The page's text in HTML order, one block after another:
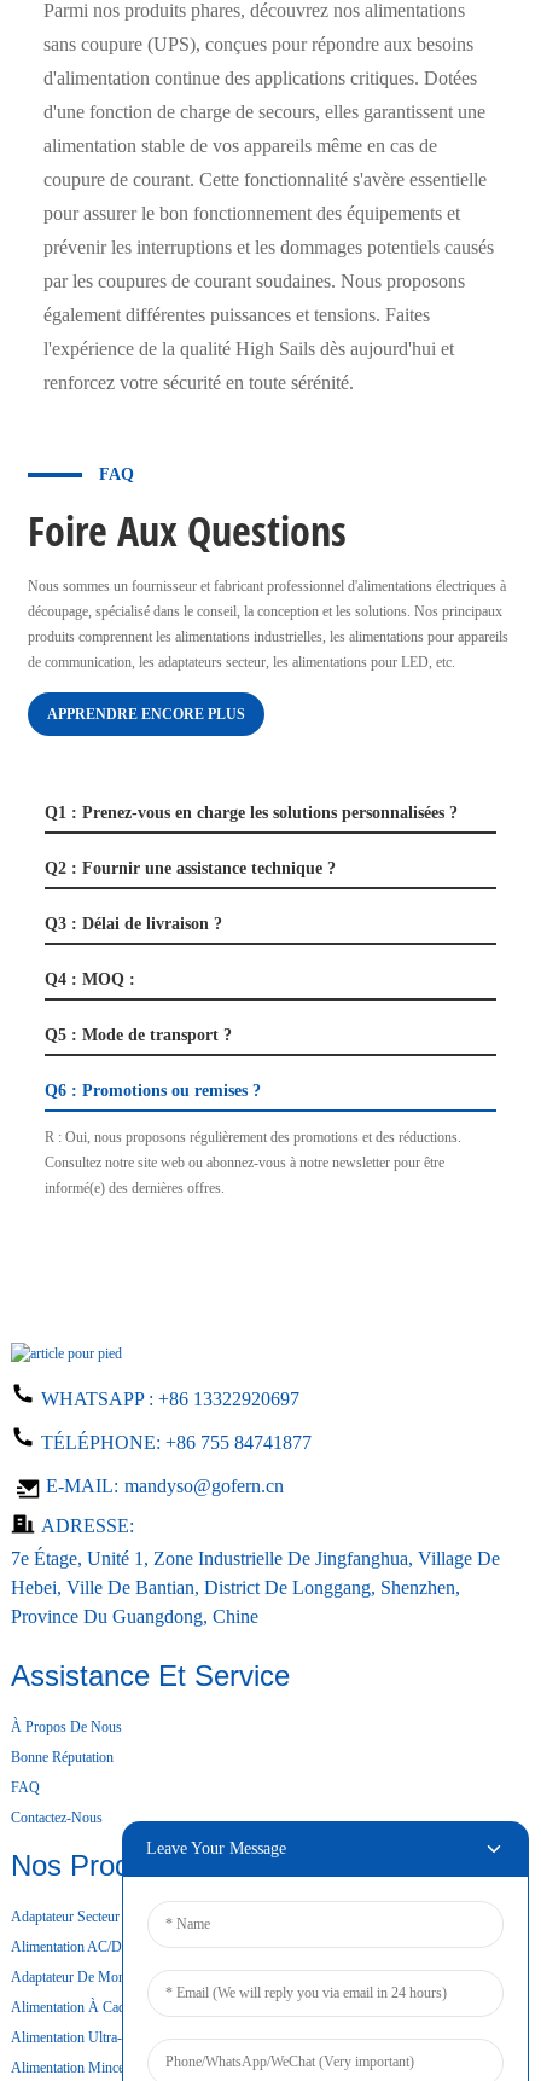
Parmi nos produits phares, découvrez nos alimentations
sans coupure (UPS), conçues pour répondre aux besoins
d'alimentation continue des applications critiques. Dotées
d'une fonction de charge de secours, elles garantissent une
alimentation stable de vos appareils même en cas de
coupure de courant. Cette fonctionnalité s'avère essentielle
pour assurer le bon fonctionnement des équipements et
prévenir les interruptions et les dommages potentiels causés
par les coupures de courant soudaines. Nous proposons
également différentes puissances et tensions. Faites
l'expérience de la qualité High Sails dès aujourd'hui et
renforcez votre sécurité en toute sérénité.
FAQ
Foire Aux Questions
Nous sommes un fournisseur et fabricant professionnel d'alimentations électriques à
découpage, spécialisé dans le conseil, la conception et les solutions. Nos principaux
produits comprennent les alimentations industrielles, les alimentations pour appareils
de communication, les adaptateurs secteur, les alimentations pour LED, etc.
APPRENDRE ENCORE PLUS
Q1 : Prenez-vous en charge les solutions personnalisées ?
Q2 : Fournir une assistance technique ?
Q3 : Délai de livraison ?
Q4 : MOQ :
Q5 : Mode de transport ?
Q6 : Promotions ou remises ?
R : Oui, nous proposons régulièrement des promotions et des réductions.
Consultez notre site web ou abonnez-vous à notre newsletter pour être
informé(e) des dernières offres.
WHATSAPP : +86 13322920697
TÉLÉPHONE: +86 755 84741877
E-MAIL: mandyso@gofern.cn
ADRESSE:
7e Étage, Unité 1, Zone Industrielle De Jingfanghua, Village De
Hebei, Ville De Bantian, District De Longgang, Shenzhen,
Province Du Guangdong, Chine
Assistance Et Service
À Propos De Nous
Bonne Réputation
FAQ
Contactez-Nous
Nos Produits
Adaptateur Secteur De Bureau
Alimentation AC/DC
Adaptateur De Montage Mural
Alimentation À Cadre Ouvert
Alimentation Ultra-Mince
Alimentation Mince
Leave Your Message